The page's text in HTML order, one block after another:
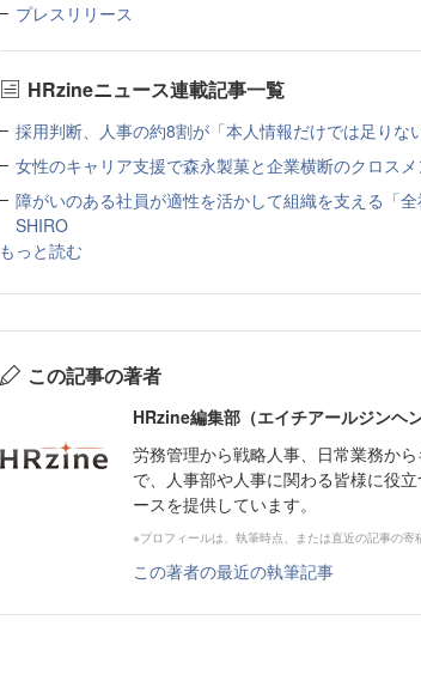
プレスリリース
HRzineニュース連載記事一覧
採用判断、人事の約8割が「本人情報だけでは足り
女性のキャリア支援で森永製菓と企業横断のクロス
障がいのある社員が適性を活かして組織を支える「
SHIRO
もっと読む
この記事の著者
HRzine編集部（エイチアールジンヘ
労務管理から戦略人事、日常業務か
で、人事部や人事に関わる皆様に役
ースを提供しています。
※プロフィールは、執筆時点、または直近の記事の寄
この著者の最近の執筆記事